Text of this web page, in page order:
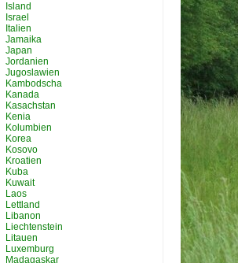
Island
Israel
Italien
Jamaika
Japan
Jordanien
Jugoslawien
Kambodscha
Kanada
Kasachstan
Kenia
Kolumbien
Korea
Kosovo
Kroatien
Kuba
Kuwait
Laos
Lettland
Libanon
Liechtenstein
Litauen
Luxemburg
Madagaskar